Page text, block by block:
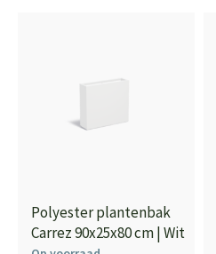
Polyester plantenbak
Carrez 90x25x80 cm | Wit